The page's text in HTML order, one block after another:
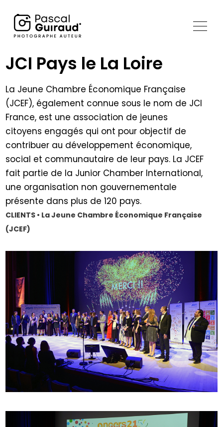
JCI Pays le La Loire
La Jeune Chambre Économique Française
(JCEF), également connue sous le nom de JCI
France, est une association de jeunes
citoyens engagés qui ont pour objectif de
contribuer au développement économique,
social et communautaire de leur pays. La JCEF
fait partie de la Junior Chamber International,
une organisation non gouvernementale
présente dans plus de 120 pays.
CLIENTS • La Jeune Chambre Économique Française
(JCEF)